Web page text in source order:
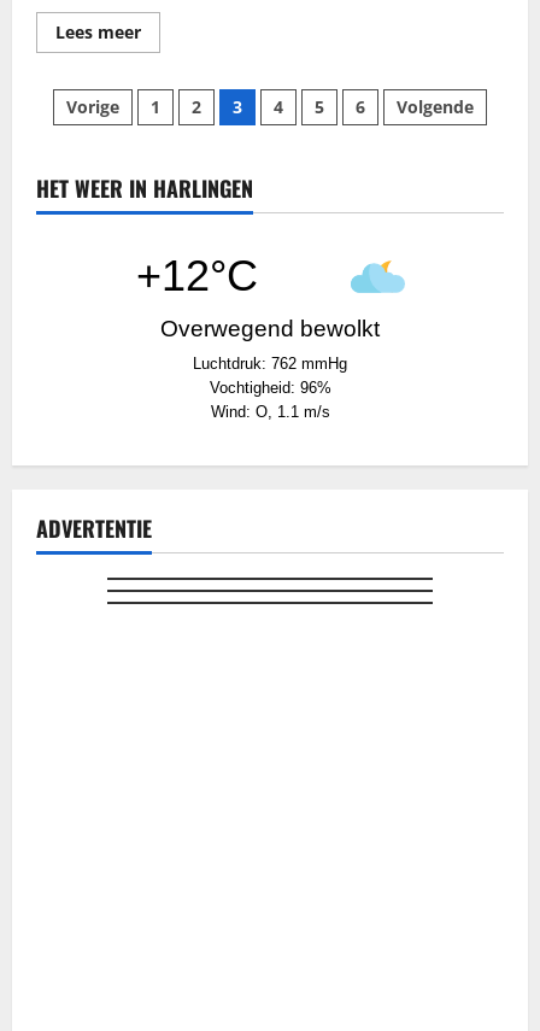
Lees meerLees
meer
Omroep
RSH
komende
Berichten
Vorige 1 2 3 4 5 6 Volgende
HET WEER IN HARLINGEN
+12°C
Overwegend bewolkt
Luchtdruk: 762 mmHg
Vochtigheid: 96%
Wind: O, 1.1 m/s
ADVERTENTIE